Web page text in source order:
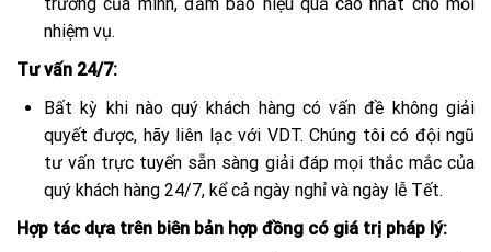
nhiệm vụ.
Tư vấn 24/7:
Bất kỳ khi nào quý khách hàng có vấn đề không giải
quyết được, hãy liên lạc với VDT. Chúng tôi có đội ngũ
tư vấn trực tuyến sẵn sàng giải đáp mọi thắc mắc của
quý khách hàng 24/7, kể cả ngày nghỉ và ngày lễ Tết.
Hợp tác dựa trên biên bản hợp đồng có giá trị pháp lý: